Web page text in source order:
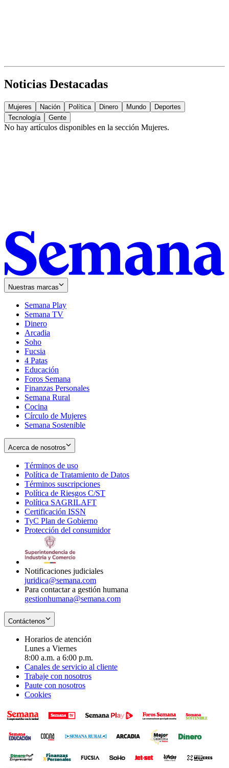
Noticias Destacadas
Mujeres Nación Política Dinero Mundo
Deportes
Tecnología
Gente
No hay artículos disponibles en la sección Mujeres.
Nuestras marcas
Semana Play
Semana TV
Dinero
Arcadia
Soho
in
new
window
Fucsia
in
new
window
4 Patas
Educación
Foros Semana
Finanzas Personales
Semana Rural
Cocina
Círculo de Mujeres
Semana Sostenible
Acerca de nosotros
Términos de uso
in
new
window
Política de Tratamiento de Datos
Términos suscripciones
in
Política de Riesgos C/ST
Política SAGRILAFT
new
window
Certificación ISSN
in
new
TyC Plan de Gobierno
in
Protección del consumidorOpens
Notificaciones judiciales
juridica@semana.com
Para contactar a gestión humana
gestionhumana@semana.com
Contáctenos
Horarios de atención
Lunes a Viernes
8:00 a.m. a 6:00 p.m.
Canales de servicio al cliente
Trabaje con nosotros
Paute con nosotros
Cookies